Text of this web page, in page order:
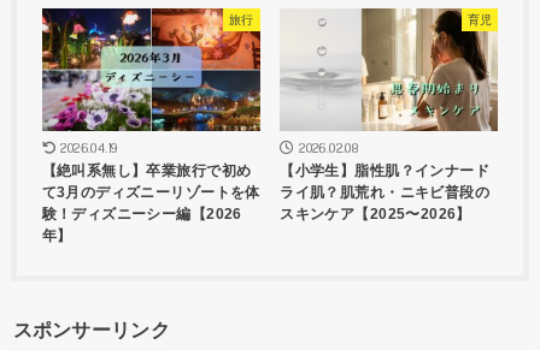
旅行
2026.04.19
【絶叫系無し】卒業旅行で初め
て3月のディズニーリゾートを体
験！ディズニーシー編【2026
年】
育児
2026.02.08
【小学生】脂性肌？インナード
ライ肌？肌荒れ・ニキビ普段の
スキンケア【2025〜2026】
スポンサーリンク